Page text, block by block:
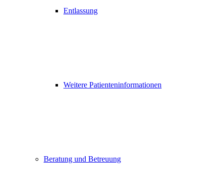
Entlassung
Weitere Patienteninformationen
Beratung und Betreuung